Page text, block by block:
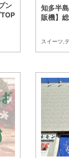
ン
知多半
販機】
スイーツ,